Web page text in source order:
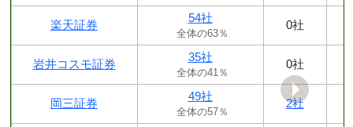
楽天証券
54社
全体の63％
0社
岩井コスモ証券
35社
全体の41％
0社
岡三証券
49社
全体の57％
2社